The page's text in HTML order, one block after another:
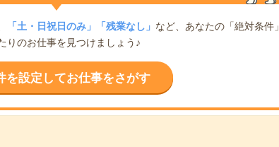
「土・日祝日のみ」「残業なし」 など、あなたの「絶対条件」
りのお仕事を見つけましょう♪
を設定してお仕事をさがす